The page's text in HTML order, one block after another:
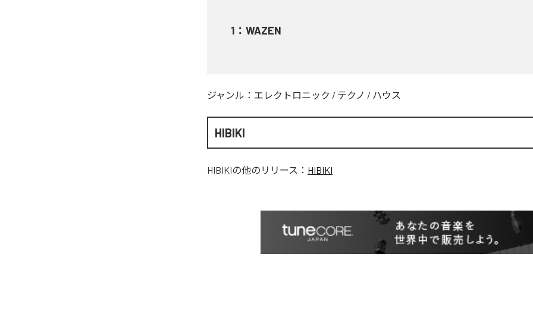
1 ： WAZEN
ジャンル： エレクトロニック / テクノ / ハウス
HIBIKI
HIBIKIの他のリリース： HIBIKI